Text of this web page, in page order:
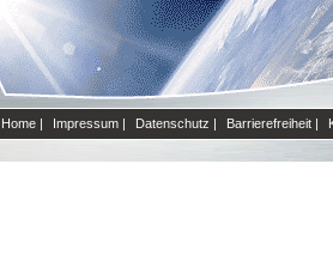
Home | Impressum | Datenschutz | Barrierefreiheit |